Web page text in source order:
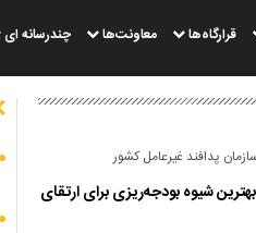
قرارگاه‌ها معاونت‌ها چندرسانه ای
پدافند غیرعامل کشور
شیوه بودجه‌ریزی برای ارتقای